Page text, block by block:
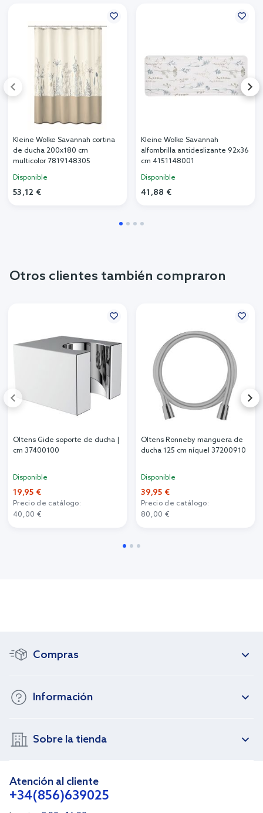
Kleine Wolke Savannah cortina
de ducha 200x180 cm
multicolor 7819148305
Disponible
53,12 €
Kleine Wolke Savannah
alfombrilla antideslizante 92x36
cm 4151148001
Disponible
41,88 €
Otros clientes también compraron
Oltens Gide soporte de ducha |
cm 37400100
Disponible
19,95 €
Precio de catálogo:
40,00 €
Oltens Ronneby manguera de
ducha 125 cm níquel 37200910
Disponible
39,95 €
Precio de catálogo:
80,00 €
Compras
Información
Sobre la tienda
Atención al cliente
+34(856)639025